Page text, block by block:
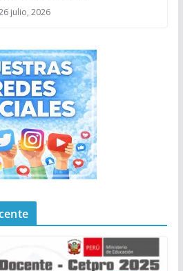
julio, 2026